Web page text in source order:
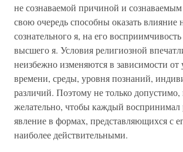
не сознаваемой причиной и
свою очередь способны оказать влияние
сознательного я, на его
высшего я. Условия религиозной
неизбежно изменяются в зависимости от
времени, среды, уровня познаний,
различий. Поэтому не только допустимо,
желательно, чтобы каждый воспринимал
явление в формах, представляющихся с
наиболее действительными.